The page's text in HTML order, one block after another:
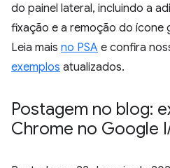
do painel lateral, incluindo a
fixação e a remoção do ícone
Leia mais no PSA e confira
exemplos atualizados.
Postagem no blog:
Chrome no Google I